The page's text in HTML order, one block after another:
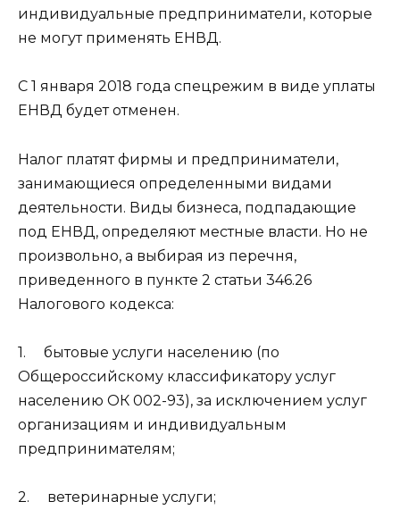
индивидуальные предприниматели, которые
не могут применять ЕНВД.
С 1 января 2018 года спецрежим в виде уплаты
ЕНВД будет отменен.
Налог платят фирмы и предприниматели,
занимающиеся определенными видами
деятельности. Виды бизнеса, подпадающие
под ЕНВД, определяют местные власти. Но не
произвольно, а выбирая из перечня,
приведенного в пункте 2 статьи 346.26
Налогового кодекса:
1. бытовые услуги населению (по
Общероссийскому классификатору услуг
населению ОК 002-93), за исключением услуг
организациям и индивидуальным
предпринимателям;
2. ветеринарные услуги;